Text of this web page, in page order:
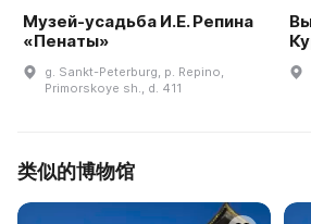
Музей-усадьба И.Е. Репина
«Пенаты»
g. Sankt-Peterburg, p. Repino,
Primorskoye sh., d. 411
类似的博物馆